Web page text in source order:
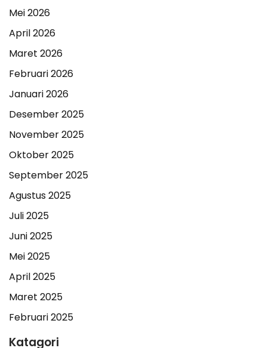
Mei 2026
April 2026
Maret 2026
Februari 2026
Januari 2026
Desember 2025
November 2025
Oktober 2025
September 2025
Agustus 2025
Juli 2025
Juni 2025
Mei 2025
April 2025
Maret 2025
Februari 2025
Katagori